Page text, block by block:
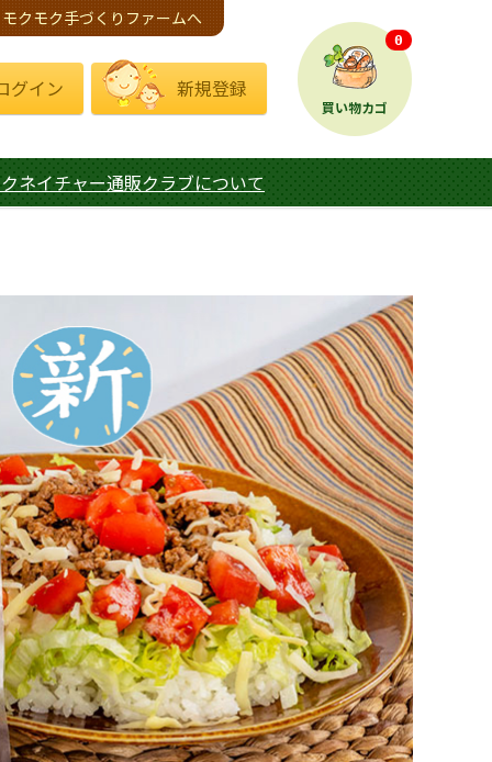
モクモク手づくりファームへ
グイン 新規登録
買い物カゴ
0
ネイチャー通販クラブについて